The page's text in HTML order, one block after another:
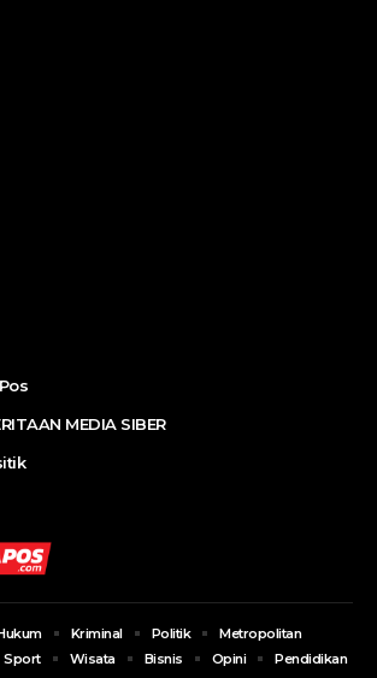
MEDIA SIBER
Kriminal Politik
Metropolitan
Sport Wisata Bisnis Opini
Pendidikan